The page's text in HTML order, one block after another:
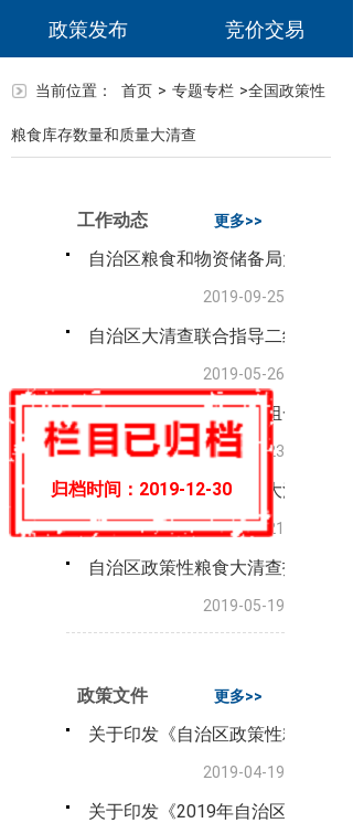
政策发布 竞价交易
当前位置： 首页 > 专题专栏 >全国政策性
粮食库存数量和质量大清查
工作动态 更多>>
自治区粮食和物资储备局大清查
2019-09-25
自治区大清查联合指导二组对和
2019-05-26
自治区大清查联合指导组一组对
2019-05-23
自治区政策性粮食库存大清查联
2019-05-21
自治区政策性粮食大清查指导三
2019-05-19
政策文件 更多>>
关于印发《自治区政策性粮食库
2019-04-19
关于印发《2019年自治区政策性
归档时间： 2019-12-30